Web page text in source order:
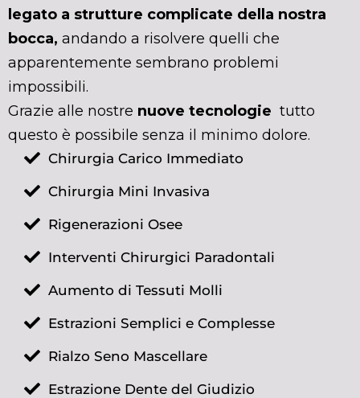
legato a strutture complicate della nostra
bocca, andando a risolvere quelli che
apparentemente sembrano problemi
impossibili.
Grazie alle nostre nuove tecnologie tutto
questo è possibile senza il minimo dolore.
Chirurgia Carico Immediato
Chirurgia Mini Invasiva
Rigenerazioni Osee
Interventi Chirurgici Paradontali
Aumento di Tessuti Molli
Estrazioni Semplici e Complesse
Rialzo Seno Mascellare
Estrazione Dente del Giudizio